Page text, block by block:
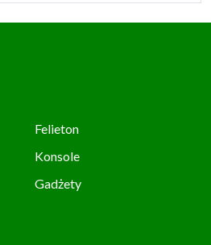
Felieton
Konsole
Gadżety